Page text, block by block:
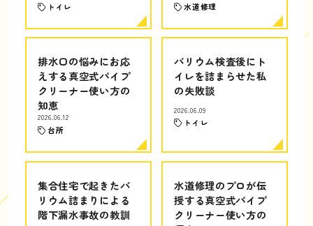
トイレ 水道修理
排水口の悩みにお応
えする真空式パイプ
クリーナー使い方の
知恵
2026.06.12
台所
バリウム検査後にト
イレを詰まらせた私
の失敗談
2026.06.09
トイレ
集合住宅で起きたバ
リウム詰まりによる
階下漏水事故の教訓
水道修理のプロが伝
授する真空式パイプ
クリーナー使い方の